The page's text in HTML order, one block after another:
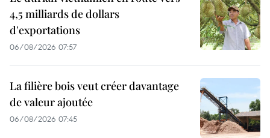
4,5 milliards de dollars
d'exportations
06/08/2026 07:57
La filière bois veut créer davantage
de valeur ajoutée
06/08/2026 07:45